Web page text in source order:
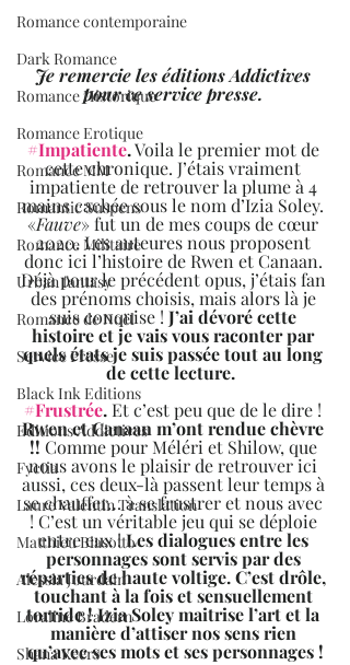
Romance contemporaine
Dark Romance
Romance Historique
Romance Erotique
Romance MM
Romantic Suspens
Romance Militaire
Urban fantasy
Romance de Noël
Service Presse
Black Ink Editions
Editions Addictives
Fyctia
Laure Valentin Translation
Matthieu Biasotto
Alessia Jourdain
Loraline Bradern
Shana Keers
Je remercie les éditions Addictives
pour ce service presse.
#Impatiente. Voila le premier mot de
cette chronique. J’étais vraiment
impatiente de retrouver la plume à 4
mains cachée sous le nom d’Izia Soley.
«Fauve» fut un de mes coups de cœur
2020. Les auteures nous proposent
donc ici l’histoire de Rwen et Canaan.
Déjà pour le précédent opus, j’étais fan
des prénoms choisis, mais alors là je
suis conquise ! J’ai dévoré cette
histoire et je vais vous raconter par
quels états je suis passée tout au long
de cette lecture.
#Frustrée. Et c’est peu que de le dire !
Rwen et Canaan m’ont rendue chèvre
!! Comme pour Méléri et Shilow, que
nous avons le plaisir de retrouver ici
aussi, ces deux-là passent leur temps à
se chauffer… à se frustrer et nous avec
! C’est un véritable jeu qui se déploie
entre eux ! Les dialogues entre les
personnages sont servis par des
réparties de haute voltige. C’est drôle,
touchant à la fois et sensuellement
torride ! Izia Soley maitrise l’art et la
manière d’attiser nos sens rien
qu’avec ses mots et ses personnages !